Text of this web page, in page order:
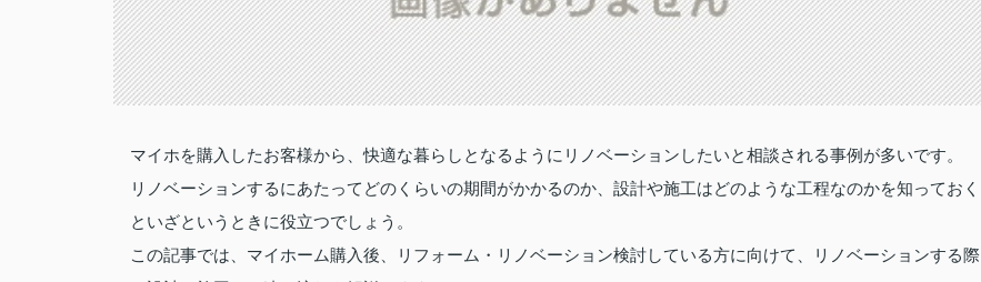
マイホを購入したお客様から、快適な暮らしとなるようにリノベーションしたいと相談される事例が多いです。
リノベーションするにあたってどのくらいの期間がかかるのか、設計や施工はどのような工程なのかを知っておく
といざというときに役立つでしょう。
この記事では、マイホーム購入後、リフォーム・リノベーション検討している方に向けて、リノベーションする際